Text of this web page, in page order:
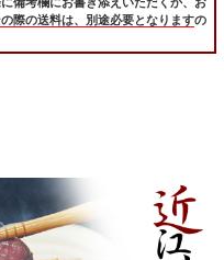
の際の送料は、別途必要となりますの